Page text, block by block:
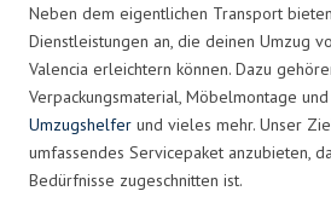
Neben dem eigentlichen Transport
Dienstleistungen an, die deinen Umzug
Valencia erleichtern können. Dazu
Verpackungsmaterial, Möbelmontage
Umzugshelfer und vieles mehr. Unser
umfassendes Servicepaket anzubieten,
Bedürfnisse zugeschnitten ist.